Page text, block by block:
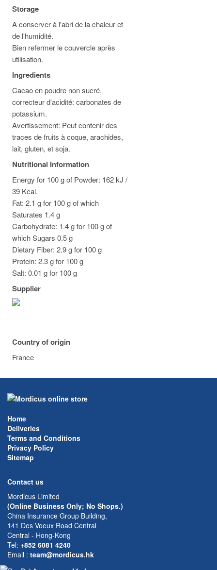
Storage
A conserver à l'abri de la chaleur et
de l'humidité.
Bien refermer le couvercle après
utilisation.
Ingredients
Cacao en poudre non sucré,
correcteur d'acidité: carbonates de
potassium.
Avertissement: Peut contenir des
traces de fruits à coque, arachides,
lait, gluten, et soja.
Nutritional Information
Energy for 100 g of Powder: 162 kJ /
39 Kcal.
Fat: 2.1 g for 100 g of which
Saturates 1.4 g
Carbohydrate: 1.4 g for 100 g of
which Sugars 0.5 g
Dietary Fiber: 2.9 g for 100 g
Protein: 2.3 g for 100 g
Salt: 0.01 g for 100 g
Supplier
Country of origin
France
Home
Deliveries
Terms and Conditions
Privacy Policy
Sitemap
Contact us
Mordicus Limited
(Online Business Only; No Shops.)
China Insurance Group Building,
141 Des Voeux Road Central
Central - Hong-Kong
Tel: +852 6081 4240
Email : team@mordicus.hk